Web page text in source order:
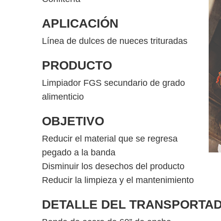
APLICACIÓN
Línea de dulces de nueces trituradas
PRODUCTO
Limpiador FGS secundario de grado
alimenticio
OBJETIVO
Reducir el material que se regresa
pegado a la banda
Disminuir los desechos del producto
Reducir la limpieza y el mantenimiento
DETALLE DEL